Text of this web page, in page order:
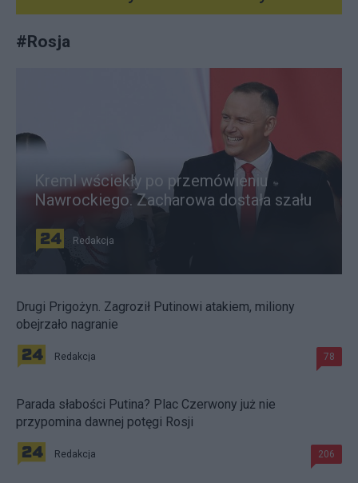
#Rosja
Kreml wściekły po przemówieniu
Nawrockiego. Zacharowa dostała szału
Redakcja
Drugi Prigożyn. Zagroził Putinowi atakiem, miliony
obejrzało nagranie
Redakcja 78
Parada słabości Putina? Plac Czerwony już nie
przypomina dawnej potęgi Rosji
Redakcja 206